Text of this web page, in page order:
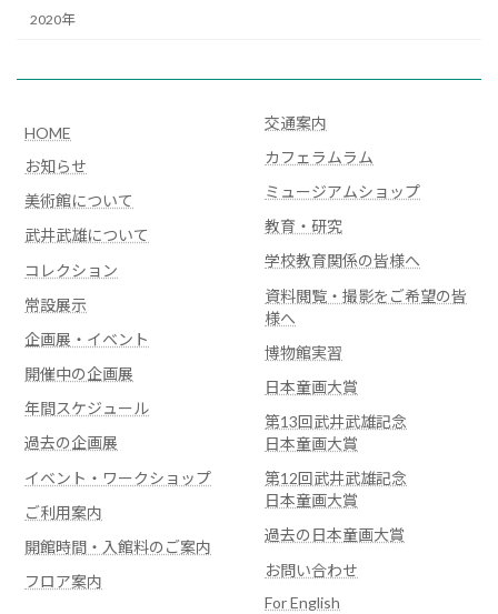
2020年
HOME
お知らせ
美術館について
武井武雄について
コレクション
常設展示
企画展・イベント
開催中の企画展
年間スケジュール
過去の企画展
イベント・ワークショップ
ご利用案内
開館時間・入館料のご案内
フロア案内
交通案内
カフェラムラム
ミュージアムショップ
教育・研究
学校教育関係の皆様へ
資料閲覧・撮影をご希望の皆
様へ
博物館実習
日本童画大賞
第13回武井武雄記念
日本童画大賞
第12回武井武雄記念
日本童画大賞
過去の日本童画大賞
お問い合わせ
For English